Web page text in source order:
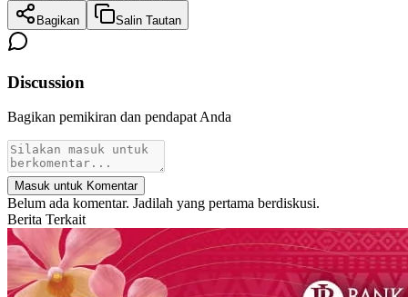
Bagikan Salin Tautan
Discussion
Bagikan pemikiran dan pendapat Anda
Masuk untuk Komentar
Belum ada komentar. Jadilah yang pertama berdiskusi.
Berita Terkait